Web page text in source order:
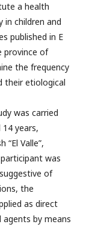
a health
in children and
published in E
province of
the frequency
their etiological
was carried
years,
Valle”,
was
of
the
as direct
by means